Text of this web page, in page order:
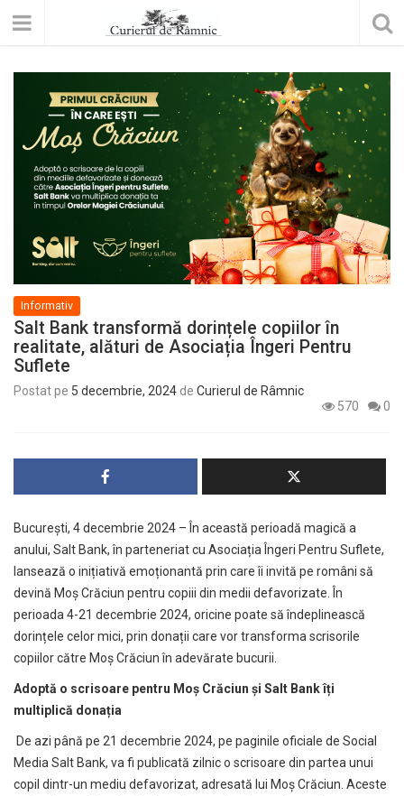
Informativ
Salt Bank transformă dorințele copiilor în
realitate, alături de Asociația Îngeri Pentru
Suflete
Postat pe 5 decembrie, 2024 de Curierul de Râmnic
570
0
București, 4 decembrie 2024 – În această perioadă magică a
anului, Salt Bank, în parteneriat cu Asociația Îngeri Pentru Suflete,
lansează o inițiativă emoționantă prin care îi invită pe români să
devină Moș Crăciun pentru copiii din medii defavorizate. În
perioada 4-21 decembrie 2024, oricine poate să îndeplinească
dorințele celor mici, prin donații care vor transforma scrisorile
copiilor către Moș Crăciun în adevărate bucurii.
Adoptă o scrisoare pentru Moș Crăciun și Salt Bank îți
multiplică donația
De azi până pe 21 decembrie 2024, pe paginile oficiale de Social
Media Salt Bank, va fi publicată zilnic o scrisoare din partea unui
copil dintr-un mediu defavorizat, adresată lui Moș Crăciun. Aceste